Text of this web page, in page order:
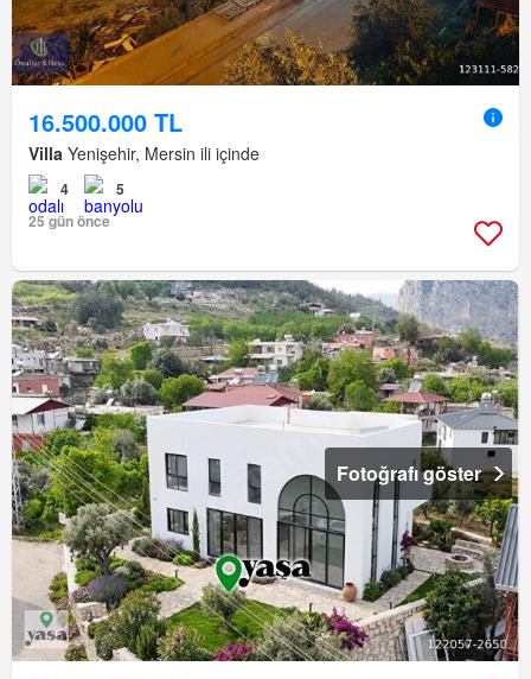
16.500.000 TL
Villa Yenişehir, Mersin ili içinde
4
5
25 gün önce
Fotoğrafı göster